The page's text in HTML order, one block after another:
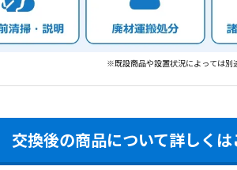
※既設商品や設置状況によっては別
交換後の商品について詳しくは